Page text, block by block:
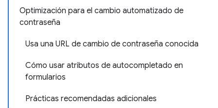
Optimización para el cambio automatizado de
contraseña
Usa una URL de cambio de contraseña conocida
Cómo usar atributos de autocompletado en
formularios
Prácticas recomendadas adicionales